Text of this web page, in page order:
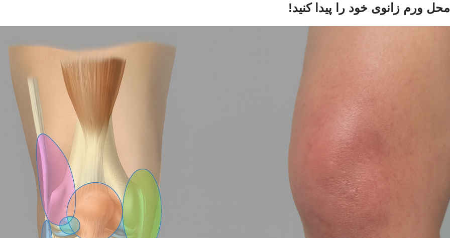
محل ورم زانوی خود را پیدا کنید!